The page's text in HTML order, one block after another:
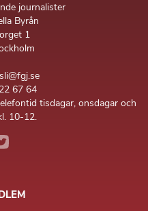
journalister
Byrån
1
67 64
tisdagar, onsdagar och
10-12.